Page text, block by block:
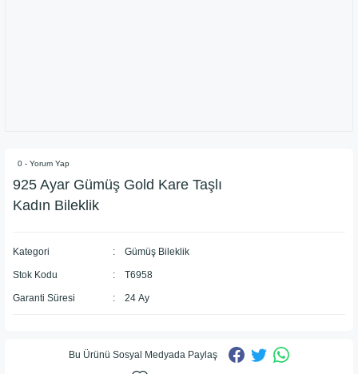
0 - Yorum Yap
925 Ayar Gümüş Gold Kare Taşlı
Kadın Bileklik
Kategori Gümüş Bileklik
Stok Kodu T6958
Garanti Süresi 24 Ay
Bu Ürünü Sosyal Medyada Paylaş